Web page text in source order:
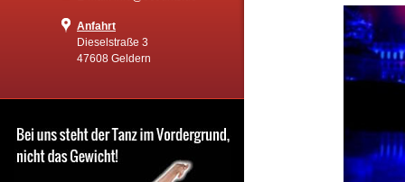
Anfahrt
Dieselstraße 3
47608 Geldern